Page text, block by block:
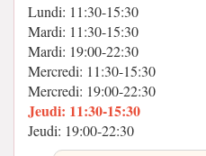
Lundi: 11:30-15:30
Mardi: 11:30-15:30
Mardi: 19:00-22:30
Mercredi: 11:30-15:30
Mercredi: 19:00-22:30
Jeudi: 11:30-15:30
Jeudi: 19:00-22:30